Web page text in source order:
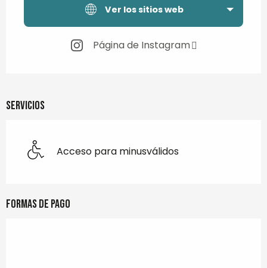
Ver los sitios web
Página de Instagram
Servicios
Acceso para minusválidos
Formas de pago